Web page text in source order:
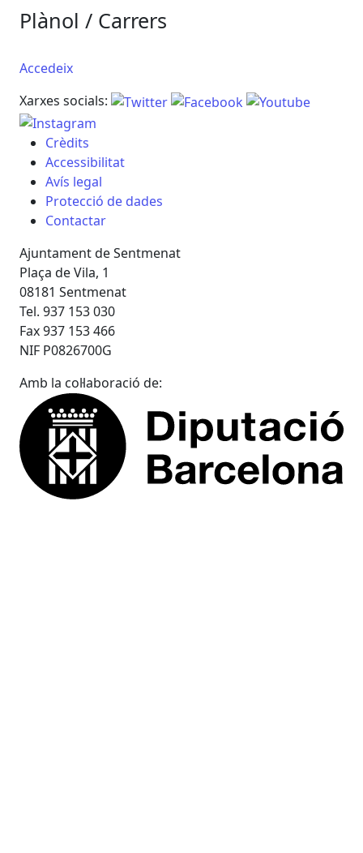
Plànol / Carrers
Accedeix
Xarxes socials:
Crèdits
Accessibilitat
Avís legal
Protecció de dades
Contactar
Ajuntament de Sentmenat
Plaça de Vila, 1
08181 Sentmenat
Tel. 937 153 030
Fax 937 153 466
NIF P0826700G
Amb la col·laboració de: